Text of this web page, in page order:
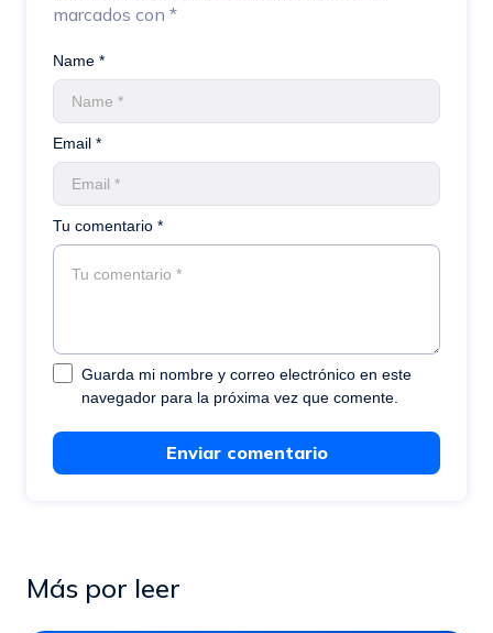
marcados con *
Tu comentario *
Name *
Email *
Guarda mi nombre y correo electrónico en este
navegador para la próxima vez que comente.
Enviar comentario
Más por leer